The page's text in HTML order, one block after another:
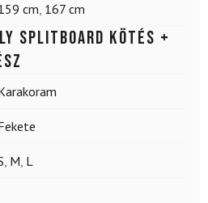
cm, 167 cm
splitboard kötés +
, M, L